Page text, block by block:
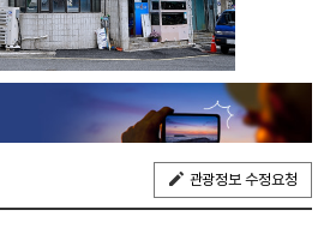
관광정보 수정요청